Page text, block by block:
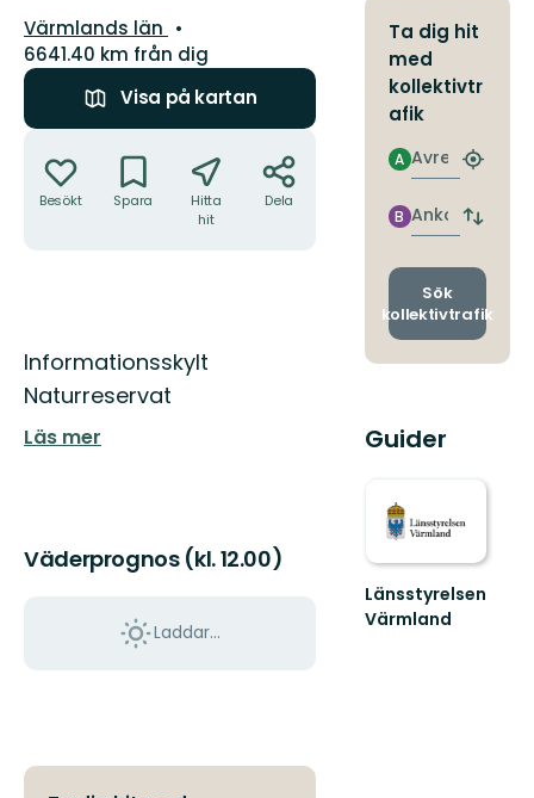
Län:
Värmlands län
6641.40 km från dig
Visa på kartan
Besökt Spara
Hitta
hit
Dela
Beskrivning
Informationsskylt
Naturreservat
Läs mer
Väderprognos (kl. 12.00)
Laddar...
Ta dig hit
med
kollektivtr
afik
Avresa
A
Hitta
Ankomst
B
Byt
och
Sök
kollektivtrafik
Guider
Länsstyrelsen
Värmland